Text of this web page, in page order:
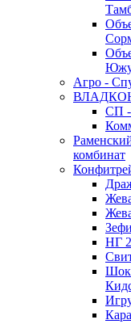
Агро -
СП -
комбинат
НГ